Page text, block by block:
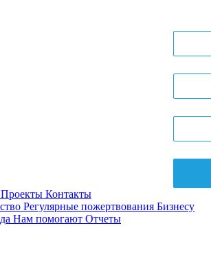
Проекты Контакты
Регулярные пожертвования Бизнесу
Нам помогают Отчеты